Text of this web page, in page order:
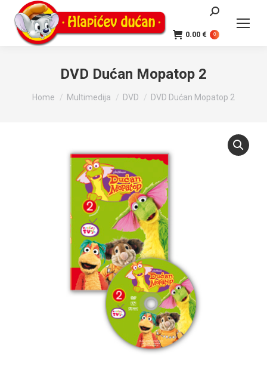
Search:
0.00 € 0
DVD Dućan Mopatop 2
You are here:
Home Multimedija DVD DVD Dućan Mopatop 2